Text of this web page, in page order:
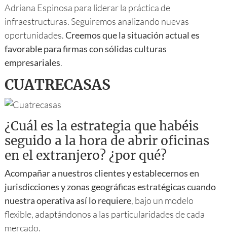
Adriana Espinosa para liderar la práctica de
infraestructuras. Seguiremos analizando nuevas
oportunidades.Creemos que la situación actual es
favorable para firmas con sólidas culturas
empresariales.
CUATRECASAS
¿Cuál es la estrategia que habéis
seguido a la hora de abrir oficinas
en el extranjero? ¿por qué?
Acompañar a nuestros clientes y establecernos en
jurisdicciones y zonas geográficas estratégicas cuando
nuestra operativa así lo requiere, bajo un modelo
flexible, adaptándonos a las particularidades de cada
mercado.